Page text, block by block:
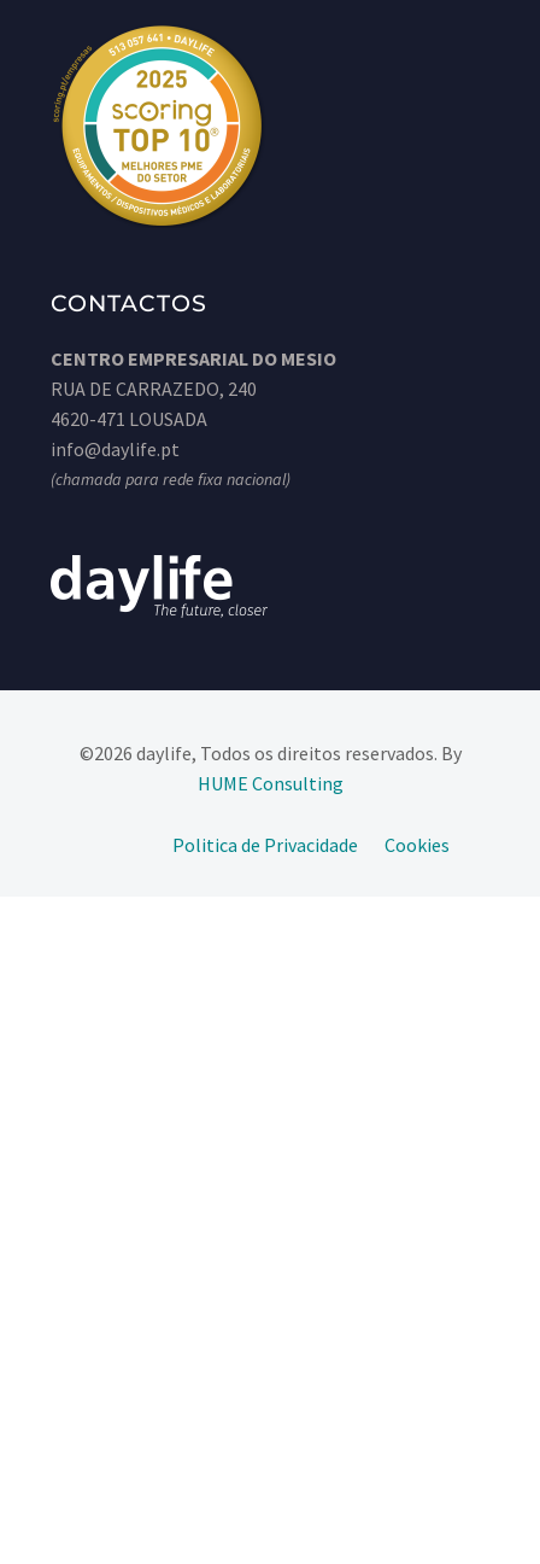
CONTACTOS
CENTRO EMPRESARIAL DO MESIO
RUA DE CARRAZEDO, 240
4620-471 LOUSADA
info@daylife.pt
(chamada para rede fixa nacional)
©2026 daylife, Todos os direitos reservados. By
HUME Consulting​
Politica de Privacidade Cookies